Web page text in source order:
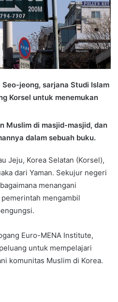
jeong, sarjana Studi Islam
Korsel untuk menemukan
Muslim di masjid-masjid, dan
dalam sebuah buku.
Jeju, Korea Selatan (Korsel),
dari Yaman. Sekujur negeri
menangani
mengambil
Euro-MENA Institute,
untuk mempelajari
komunitas Muslim di Korea.